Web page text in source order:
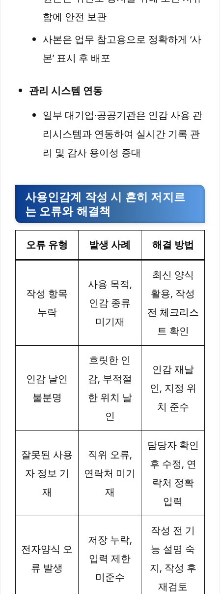
함에 안전 보관
사본은 업무 참고용으로 정확하게 ‘사
본’ 표시 후 배포
관리 시스템 연동
일부 대기업·공공기관은 인감 사용 관
리시스템과 연동하여 실시간 기록 관
리 및 감사 용이성 증대
사용인감계 작성 시 흔히 저지르
는 오류와 해결책
오류 유형 발생 사례 해결 방법
작성 항목
누락
사용 목적,
인감 종류
미기재
최신 양식
활용, 작성
전 체크리스
트 확인
인감 날인
불분명
흐릿한 인
감, 부적절
한 위치 날
인
인감 재날
인, 지정 위
치 준수
잘못된 사용
자 정보 기
재
직위 오류,
연락처 미기
재
담당자 확인
후 수정, 연
락처 정확
입력
전자양식 오
류 발생
저장 누락,
입력 제한
미준수
작성 전 기
능 설명 숙
지, 작성 후
재검토